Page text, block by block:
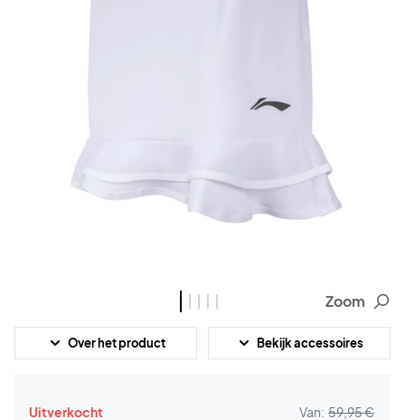
Zoom
Over het product Bekijk accessoires
Uitverkocht Van: 59,95 €